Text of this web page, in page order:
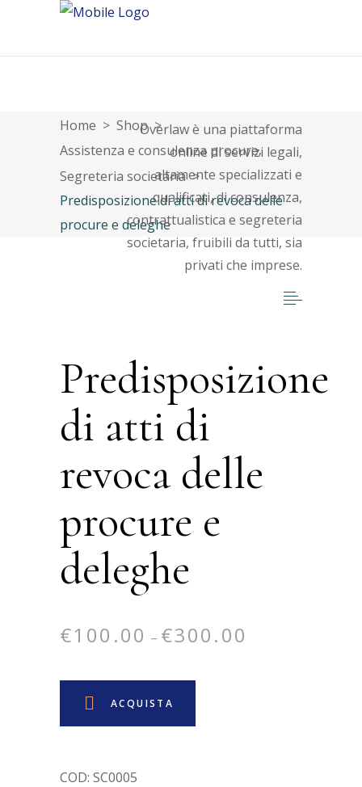
Overlaw è una piattaforma
online di servizi legali,
altamente specializzati e
qualificati, di consulenza,
contrattualistica e segreteria
societaria, fruibili da tutti, sia
privati che imprese.
Home > Shop>
Assistenza e consulenza procure,
Segreteria societaria>
Predisposizione di atti di revoca delle
procure e deleghe
Predisposizione
di atti di
revoca delle
procure e
deleghe
€100.00 – €300.00
ACQUISTA
COD: SC0005